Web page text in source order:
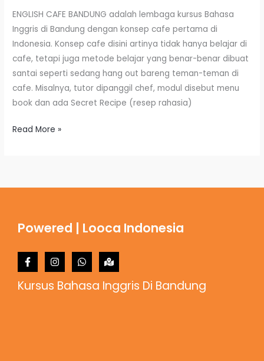
ENGLISH CAFE BANDUNG adalah lembaga kursus Bahasa
Inggris di Bandung dengan konsep cafe pertama di
Indonesia. Konsep cafe disini artinya tidak hanya belajar di
cafe, tetapi juga metode belajar yang benar-benar dibuat
santai seperti sedang hang out bareng teman-teman di
cafe. Misalnya, tutor dipanggil chef, modul disebut menu
book dan ada Secret Recipe (resep rahasia)
Read More »
Powered | Looca Indonesia
Kursus Bahasa Inggris Di Bandung